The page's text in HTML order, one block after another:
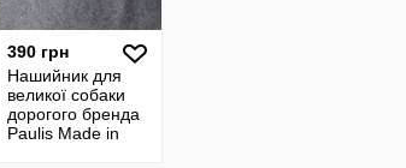
390 грн
Нашийник для
великої собаки
дорогого бренда
Paulis Made in